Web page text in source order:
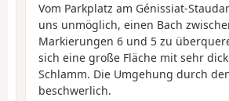
Vom Parkplatz am Génissiat-
uns unmöglich, einen Bach
Markierungen 6 und 5 zu
sich eine große Fläche mit sehr
Schlamm. Die Umgehung durch
beschwerlich.